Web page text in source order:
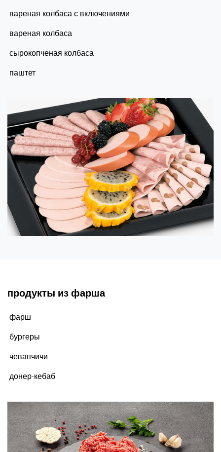
вареная колбаса с включениями
вареная колбаса
сырокопченая колбаса
паштет
продукты из фарша
фарш
бургеры
чевапчичи
донер-кебаб